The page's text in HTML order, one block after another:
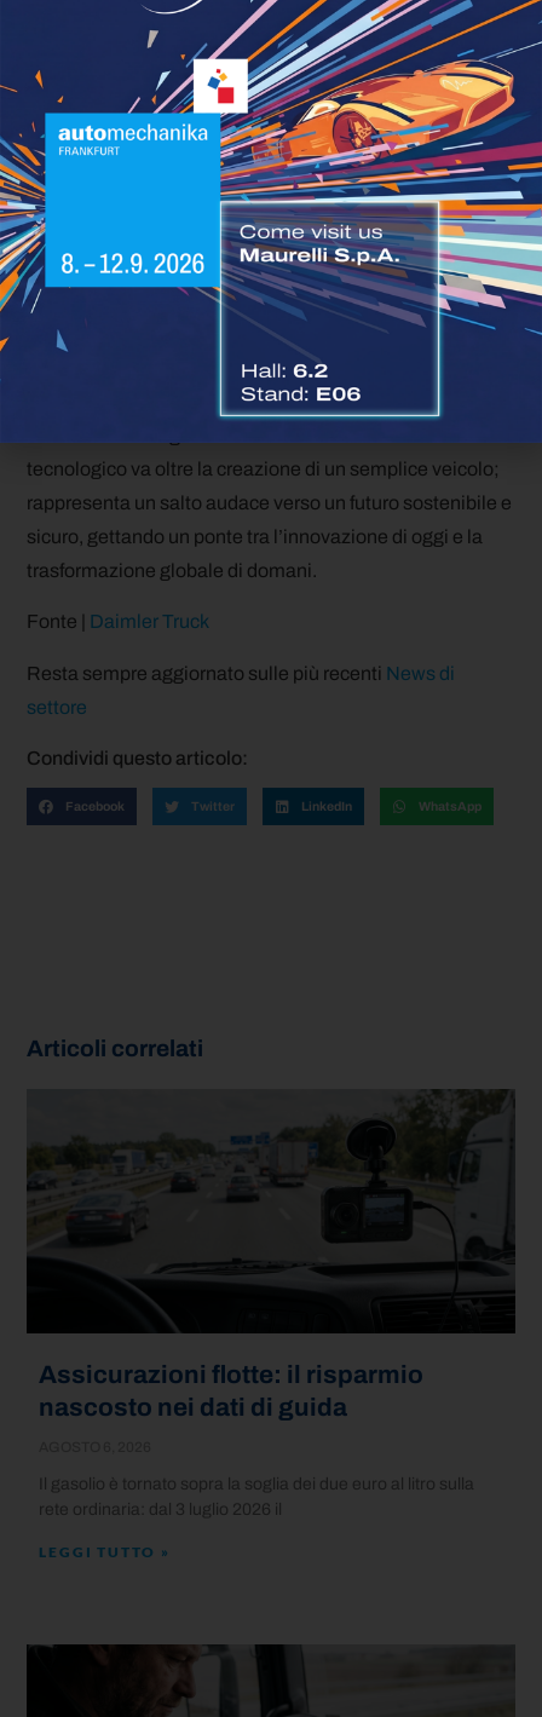
autonomo di Livello 2 negli Stati Uniti nel 2015, la
Daimler Truck ha continuato a sviluppare e collaudare la
tecnologia dei camion autonomi, mirando al lancio sul
mercato dei camion di Livello 4 entro il 2027. La
partnership con Torc ha permesso test approfonditi nelle
applicazioni del mondo reale, solidificando l’impegno
dell’azienda per guidare l’innovazione nel settore.
In vista del 2030, la Daimler Truck anticipa il successo
finanziario generato da questa nuova avventura
nell’autonomia, prevedendo risultati significativi in
termini di fatturato ed EBIT.
tecnologico va oltre la creazione di un semplice veicolo;
rappresenta un salto audace verso un futuro sostenibile e
sicuro, gettando un ponte tra l’innovazione di oggi e la
trasformazione globale di domani.
Fonte | Daimler Truck
Resta sempre aggiornato sulle più recenti News di
settore
Condividi questo articolo:
Facebook Twitter LinkedIn WhatsApp
Articoli correlati
Assicurazioni flotte: il risparmio
nascosto nei dati di guida
Il gasolio è tornato sopra la soglia dei due euro al litro sulla
rete ordinaria: dal 3 luglio 2026 il
LEGGI TUTTO »